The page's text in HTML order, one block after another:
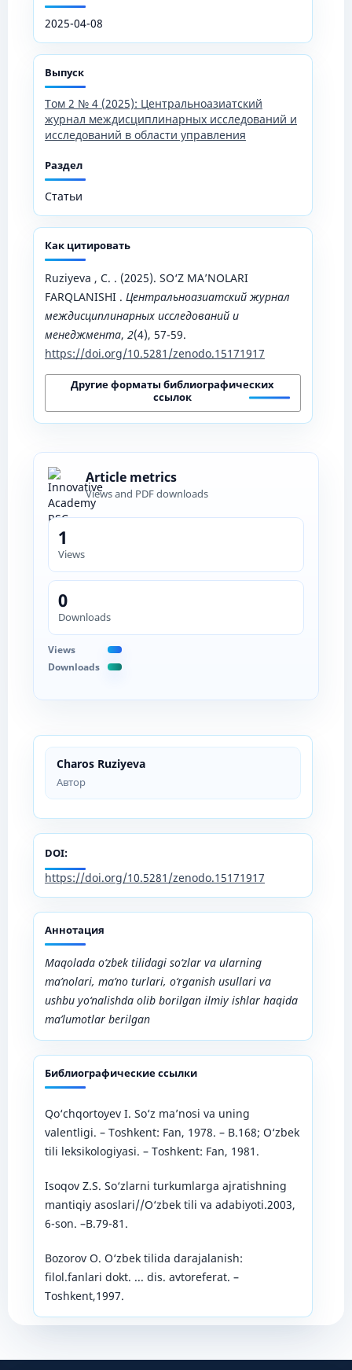
Charos Ruziyeva
Автор
DOI:
https://doi.org/10.5281/zenodo.15171917
Аннотация
Maqolada o‘zbek tilidagi so‘zlar va ularning
ma’nolari, ma’no turlari, o‘rganish usullari va
ushbu yo‘nalishda olib borilgan ilmiy ishlar haqida
ma’lumotlar berilgan
Библиографические ссылки
Qo‘chqortoyev I. So‘z ma’nosi va uning
valentligi. – Toshkent: Fan, 1978. – B.168; O‘zbek
tili leksikologiyasi. – Toshkent: Fan, 1981.
Isoqov Z.S. So‘zlarni turkumlarga ajratishning
mantiqiy asoslari//O‘zbek tili va adabiyoti.2003,
6-son. –B.79-81.
Bozorov O. O‘zbek tilida darajalanish:
filol.fanlari dokt. ... dis. avtoreferat. –
Toshkent,1997.
2025-04-08
Выпуск
Том 2 № 4 (2025): Центральноазиатский
журнал междисциплинарных исследований и
исследований в области управления
Раздел
Статьи
Как цитировать
Ruziyeva , C. . (2025). SO‘Z MA’NOLARI
FARQLANISHI . Центральноазиатский журнал
междисциплинарных исследований и
менеджмента, 2(4), 57-59.
https://doi.org/10.5281/zenodo.15171917
Другие форматы библиографических
ссылок
Article metrics
Views and PDF downloads
1
Views
0
Downloads
Views
Downloads